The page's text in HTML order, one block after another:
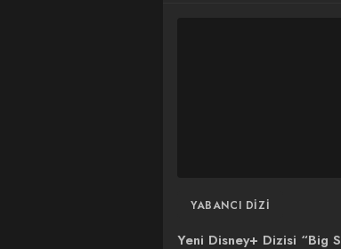
YABANCI DIZI
Yeni Disney+ Dizisi “Big